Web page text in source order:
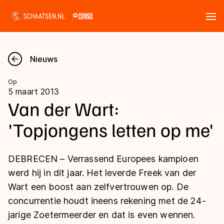
Nieuws
Kalender
Disciplines
Langebaan
Shorttrack
Inlineskaten
Uitslagen
Langebaan
Shorttrack
Marathon
Tijden & historie
Ranglijsten Langebaan
Nieuws
Op
5 maart 2013
Van der Wart:
'Topjongens letten op me'
DEBRECEN – Verrassend Europees kampioen
werd hij in dit jaar. Het leverde Freek van der
Wart een boost aan zelfvertrouwen op. De
concurrentie houdt ineens rekening met de 24-
jarige Zoetermeerder en dat is even wennen.